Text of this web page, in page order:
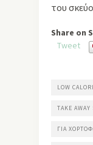
του
Share on
Tweet
LOW
TAKE AWAY
ΓΙΑ